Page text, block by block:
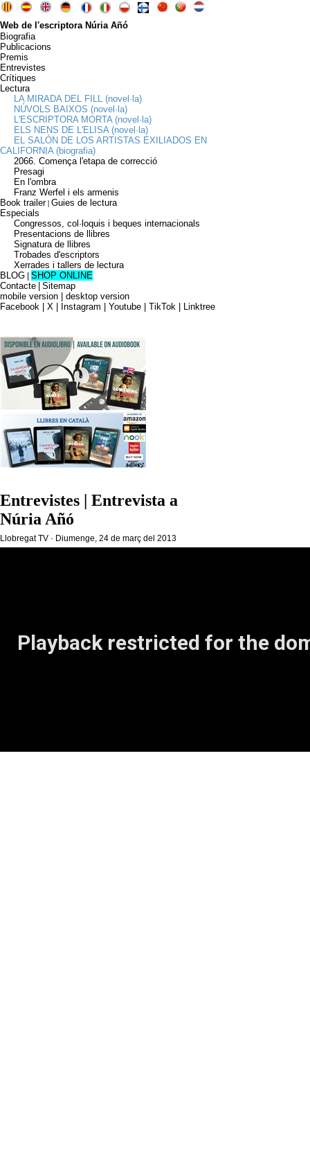
Llobregat TV · Diumenge, 24 de març del 2013
Biografia
Publicacions
Premis
Entrevistes
Crítiques
Lectura
LA MIRADA DEL FILL (novel·la)
NÚVOLS BAIXOS (novel·la)
L'ESCRIPTORA MORTA (novel·la)
ELS NENS DE L'ELISA (novel·la)
EL SALÓN DE LOS ARTISTAS EXILIADOS EN
CALIFORNIA (biografia)
2066. Comença l'etapa de correcció
Presagi
En l'ombra
Franz Werfel i els armenis
Book trailer| Guies de lectura
Especials
Congressos, col·loquis i beques internacionals
Presentacions de llibres
Signatura de llibres
Trobades d'escriptors
Xerrades i tallers de lectura
BLOG SHOP ONLINE
Contacte Sitemap
mobile version
desktop version
Facebook | X | Instagram | Youtube | TikTok | Linktree
Web de l'escriptora Núria Añó
Entrevistes | Entrevista a
Núria Añó